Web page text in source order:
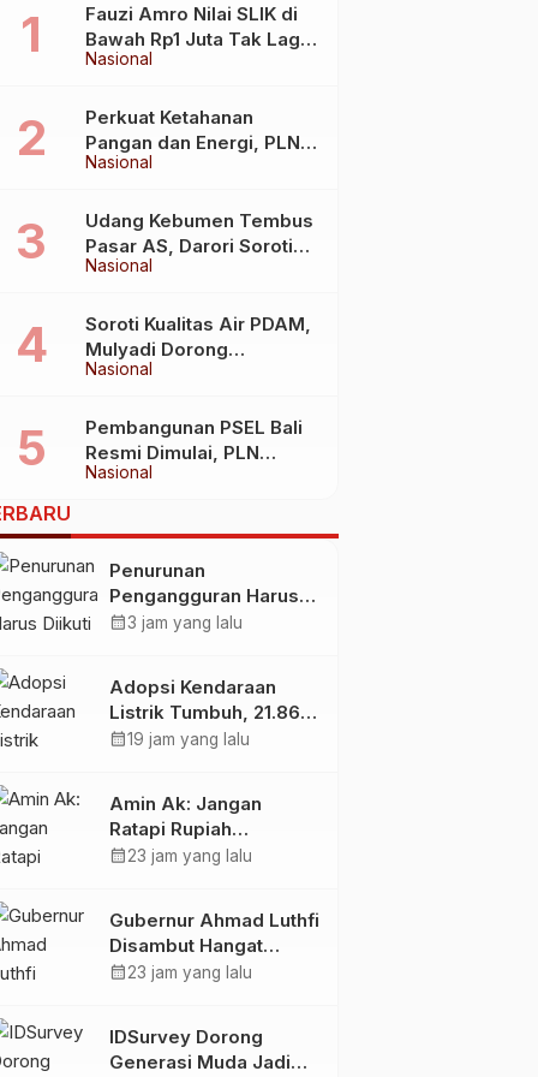
Nasional
Fauzi Amro Nilai SLIK di
Bawah Rp1 Juta Tak Lagi
Hambat Akses Rumah
Nasional
Perkuat Ketahanan
Pangan dan Energi, PLN
Jalin Kerja Sama Strategis
Kelautan dan Perikanan
Nasional
Udang Kebumen Tembus
Pasar AS, Darori Soroti
Dampaknya bagi Warga
Nasional
Soroti Kualitas Air PDAM,
Mulyadi Dorong
Standardisasi Lewat RUU
Nasional
Pembangunan PSEL Bali
Resmi Dimulai, PLN
Dukung Penuh
Pengelolaan Sampah Jadi
Penurunan
Pengangguran Harus
Diikuti Peningkatan
calendar_month3 jam yang lalu
Adopsi Kendaraan
Listrik Tumbuh, 21.865
Pelanggan Baru
pada Semester I 2026
calendar_month19 jam yang lalu
Amin Ak: Jangan
Ratapi Rupiah
Melemah, Perkuat
calendar_month23 jam yang lalu
Gubernur Ahmad Luthfi
Disambut Hangat
Warga Jateng di
Dijunjung
calendar_month23 jam yang lalu
IDSurvey Dorong
Generasi Muda Jadi